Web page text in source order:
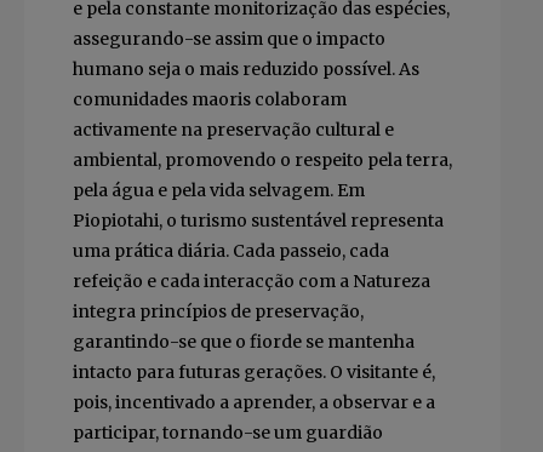
e pela constante monitorização das espécies,
assegurando-se assim que o impacto
humano seja o mais reduzido possível. As
comunidades maoris colaboram
activamente na preservação cultural e
ambiental, promovendo o respeito pela terra,
pela água e pela vida selvagem. Em
Piopiotahi, o turismo sustentável representa
uma prática diária. Cada passeio, cada
refeição e cada interacção com a Natureza
integra princípios de preservação,
garantindo-se que o fiorde se mantenha
intacto para futuras gerações. O visitante é,
pois, incentivado a aprender, a observar e a
participar, tornando-se um guardião